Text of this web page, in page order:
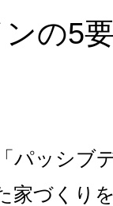
の5
パッシブ
家づくり